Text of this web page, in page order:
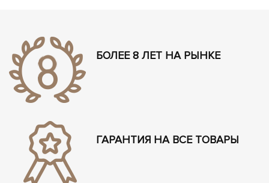
БОЛЕЕ 8 ЛЕТ НА РЫНКЕ
ГАРАНТИЯ НА ВСЕ ТОВАРЫ